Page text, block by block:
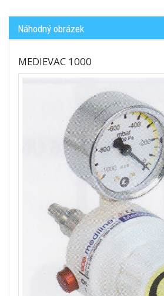
Náhodný obrázek
MEDIEVAC 1000